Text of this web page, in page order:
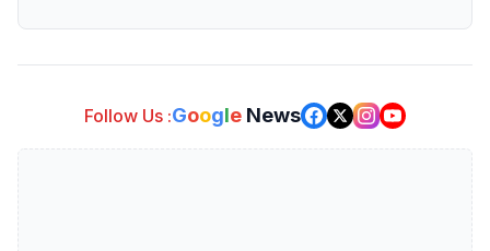
Follow Us :Google News